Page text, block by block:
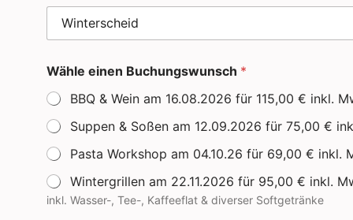
Wähle einen Buchungswunsch *
BBQ & Wein am 16.08.2026 für 115,00 € inkl.
Suppen & Soßen am 12.09.2026 für 75,00 €
Pasta Workshop am 04.10.26 für 69,00 € inkl.
Wintergrillen am 22.11.2026 für 95,00 € inkl.
inkl. Wasser-, Tee-, Kaffeeflat & diverser Softgetränke